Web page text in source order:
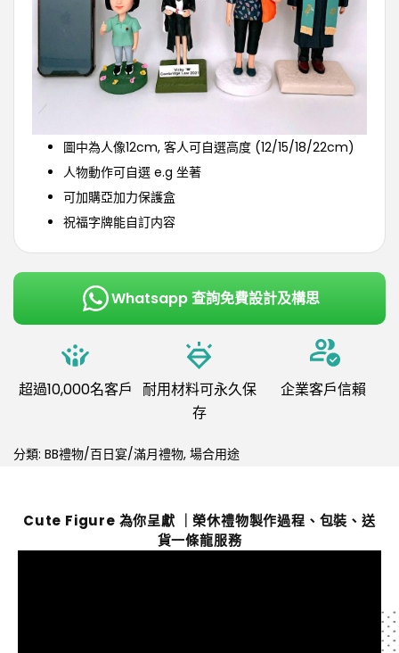
圖中為人像12cm, 客人可自選高度 (12/15/18/22cm)
人物動作可自選 e.g 坐著
可加購亞加力保護盒
祝福字牌能自訂内容
Whatsapp 查詢免費設計及構思
超過10,000名客戶 耐用材料可永久保
存
企業客戶信賴
分類: BB禮物/百日宴/滿月禮物, 場合用途
Cute Figure 為你呈獻 ｜榮休禮物製作過程、包裝、送
貨一條龍服務